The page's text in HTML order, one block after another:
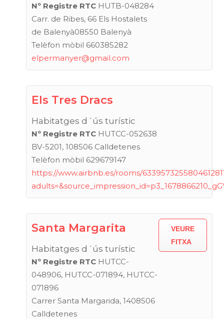
Nº Registre RTC HUTB-048284
Carr. de Ribes, 66 Els Hostalets
de Balenyà08550 Balenyà
Telèfon mòbil 660385282
elpermanyer@gmail.com
Els Tres Dracs
Habitatges d´ús turístic
Nº Registre RTC HUTCC-052638
BV-5201, 108506 Calldetenes
Telèfon mòbil 629679147
https://www.airbnb.es/rooms/
Santa Margarita
Habitatges d´ús turístic
Nº Registre RTC HUTCC-
048906, HUTCC-071894, HUTCC-
071896
Carrer Santa Margarida, 1408506
Calldetenes
VEURE
FITXA